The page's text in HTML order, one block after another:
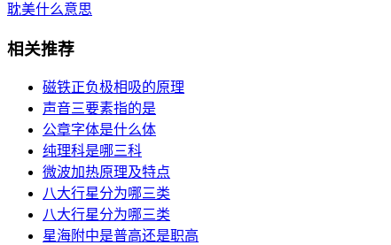
耽美什么意思
相关推荐
磁铁正负极相吸的原理
声音三要素指的是
公章字体是什么体
纯理科是哪三科
微波加热原理及特点
八大行星分为哪三类
八大行星分为哪三类
星海附中是普高还是职高